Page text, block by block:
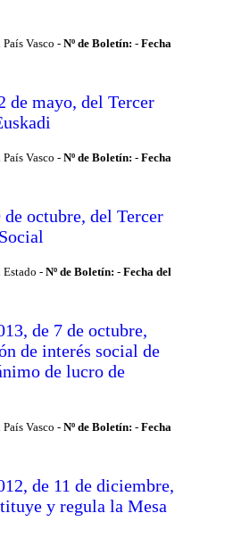
Vasco - Nº de Boletín: - Fecha
de mayo, del Tercer
Vasco - Nº de Boletín: - Fecha
octubre, del Tercer
- Nº de Boletín: - Fecha del
de 7 de octubre,
de interés social de
de lucro de
Vasco - Nº de Boletín: - Fecha
de 11 de diciembre,
y regula la Mesa